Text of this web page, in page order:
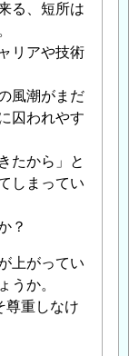
る、短所は
リアや技術
風潮がまだ
囚われやす
たから」と
しまってい
？
上がってい
うか。
尊重しなけ